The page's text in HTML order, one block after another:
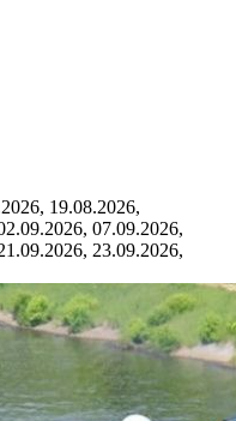
19.08.2026,
07.09.2026,
23.09.2026,